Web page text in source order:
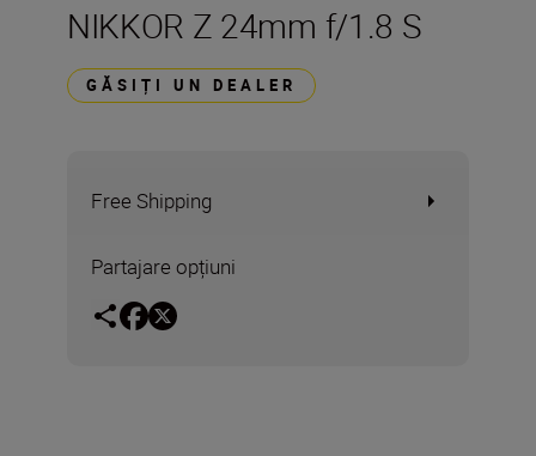
NIKKOR Z 24mm f/1.8 S
GĂSIȚI UN DEALER
Free Shipping
Partajare opțiuni